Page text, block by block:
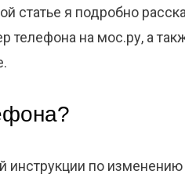
статье я подробно
телефона на мос.ру, а
по